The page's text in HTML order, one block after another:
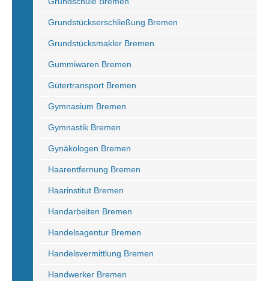
Grundstückserschließung Bremen
Grundstücksmakler Bremen
Gummiwaren Bremen
Gütertransport Bremen
Gymnasium Bremen
Gymnastik Bremen
Gynäkologen Bremen
Haarentfernung Bremen
Haarinstitut Bremen
Handarbeiten Bremen
Handelsagentur Bremen
Handelsvermittlung Bremen
Handwerker Bremen